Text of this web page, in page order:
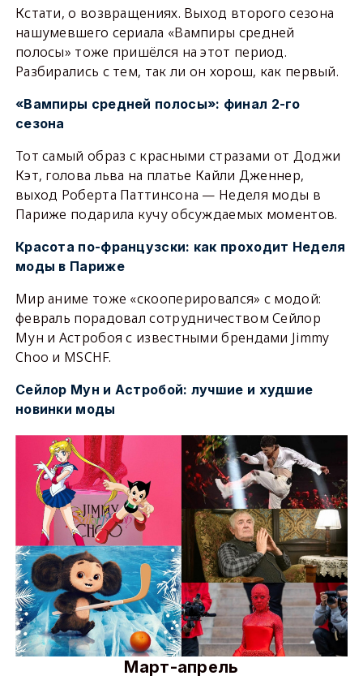
Кстати, о возвращениях. Выход второго сезона
нашумевшего сериала «Вампиры средней
полосы» тоже пришёлся на этот период.
Разбирались с тем, так ли он хорош, как первый.
«Вампиры средней полосы»: финал 2-го
сезона
Тот самый образ с красными стразами от Доджи
Кэт, голова льва на платье Кайли Дженнер,
выход Роберта Паттинсона — Неделя моды в
Париже подарила кучу обсуждаемых моментов.
Красота по-французски: как проходит Неделя
моды в Париже
Мир аниме тоже «скооперировался» с модой:
февраль порадовал сотрудничеством Сейлор
Мун и Астробоя с известными брендами Jimmy
Choo и MSCHF.
Сейлор Мун и Астробой: лучшие и худшие
новинки моды
Март-апрель